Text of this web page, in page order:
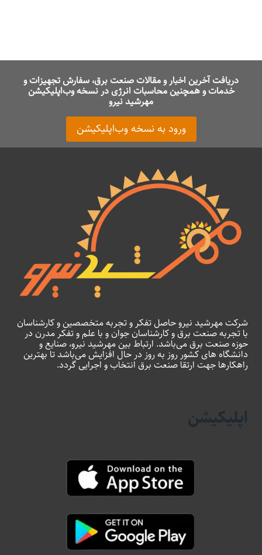
دریافت آخرین اخبار و مقالات صنعت برق، سفارش تجهیزات و
خدمات و همچنین محاسبات انرژی در نسخه وب‌اپلیکیشن
مهرشید نیرو
ورود به نسخه وب‌اپلیکیشن
شرکت مهرشید نیرو حاصل تفکر و تجربه متخصصین و کارشناسان
با تجربه صنعت برق و کارشناسان جوان و با علم و تفکر مدرن در
حوزه صنعت برق می‌باشد. ارتباط بین مهرشید نیرو، صنایع و
دانشگاه های کشور روز به روز در حال افزایش می‌باشد تا بهترین
راهکارها جهت ارتقا صنعت برق انتخاب و اجرایی گردد.
اپلیکیشن